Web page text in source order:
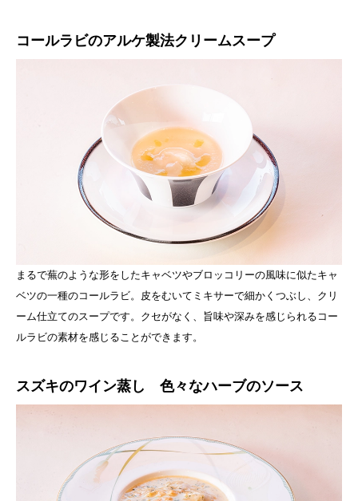
コールラビのアルケ製法クリームスープ
まるで蕪のような形をしたキャベツやブロッコリーの風味に似たキャ
ベツの一種のコールラビ。皮をむいてミキサーで細かくつぶし、クリ
ーム仕立てのスープです。クセがなく、旨味や深みを感じられるコー
ルラビの素材を感じることができます。
スズキのワイン蒸し 色々なハーブのソース